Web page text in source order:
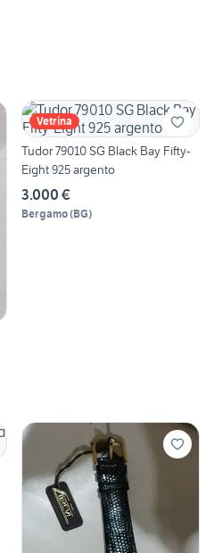
Vetrina
Tudor 79010 SG Black Bay Fifty-
Eight 925 argento
3.000 €
Bergamo(BG)